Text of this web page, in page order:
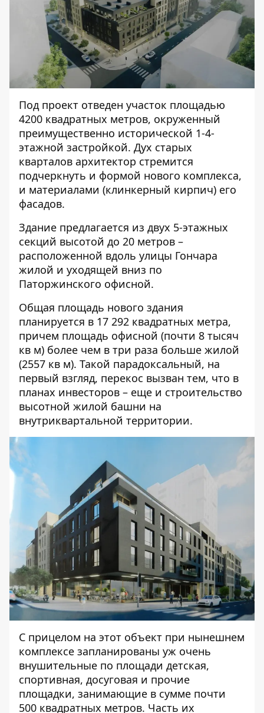
Под проект отведен участок площадью
4200 квадратных метров, окруженный
преимущественно исторической 1-4-
этажной застройкой. Дух старых
кварталов архитектор стремится
подчеркнуть и формой нового комплекса,
и материалами (клинкерный кирпич) его
фасадов.
Здание предлагается из двух 5-этажных
секций высотой до 20 метров –
расположенной вдоль улицы Гончара
жилой и уходящей вниз по
Паторжинского офисной.
Общая площадь нового здания
планируется в 17 292 квадратных метра,
причем площадь офисной (почти 8 тысяч
кв м) более чем в три раза больше жилой
(2557 кв м). Такой парадоксальный, на
первый взгляд, перекос вызван тем, что в
планах инвесторов – еще и строительство
высотной жилой башни на
внутриквартальной территории.
С прицелом на этот объект при нынешнем
комплексе запланированы уж очень
внушительные по площади детская,
спортивная, досуговая и прочие
площадки, занимающие в сумме почти
500 квадратных метров. Часть их